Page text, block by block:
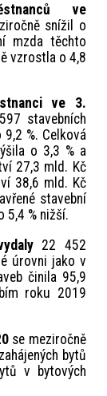
ve
snížil o
mzda těchto
vzrostla o 4,8
ve 3.
stavebních
%. Celková
o 3,3 % a
27,3 mld. Kč
38,6 mld. Kč
stavební
5,4 % nižší.
22 452
úrovni jako v
činila 95,9
roku 2019
se meziročně
bytů
v bytových